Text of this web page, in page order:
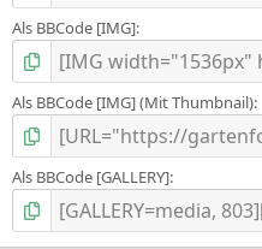
Als BBCode [IMG]
Als BBCode [IMG] (Mit Thumbnail)
Als BBCode [GALLERY]